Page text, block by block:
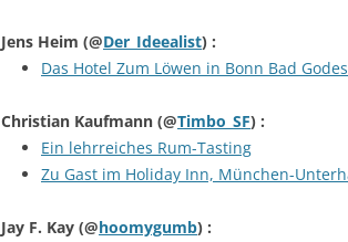
Jens Heim (@Der_Ideealist) :
Das Hotel Zum Löwen in Bonn Bad
Christian Kaufmann (@Timbo_SF) :
Ein lehrreiches Rum-Tasting
Zu Gast im Holiday Inn, München-
Jay F. Kay (@hoomygumb) :